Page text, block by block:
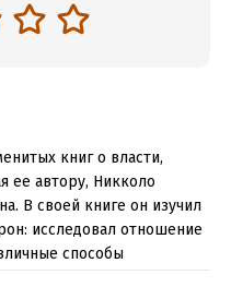
книг о власти,
ее автору, Никколо
В своей книге он изучил
исследовал отношение
способы